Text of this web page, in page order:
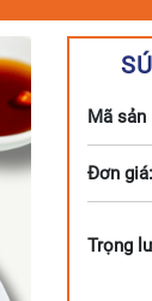
Mã sản
Đơn giá:
Trọng